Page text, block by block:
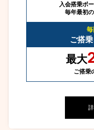
入会搭乗ボ
毎年最初
毎
ご搭
最大
ご搭乗